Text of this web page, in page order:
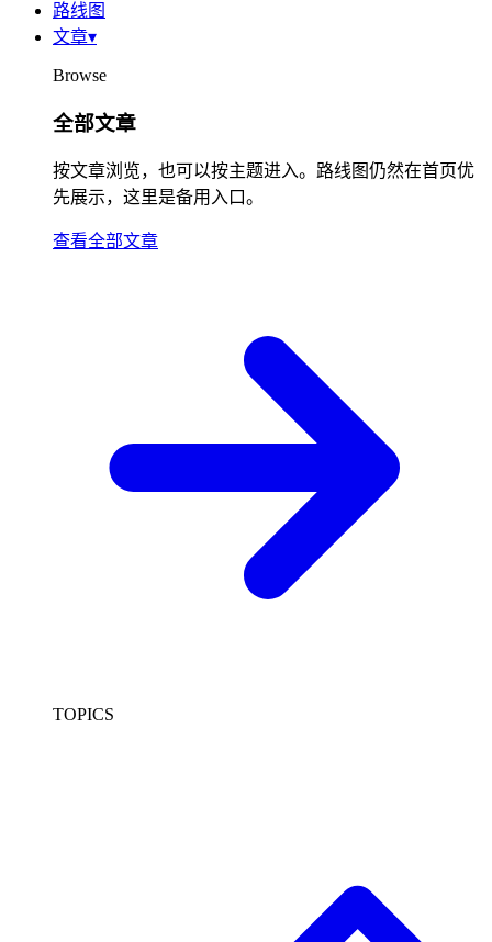
路线图
文章▾
Browse
全部文章
按文章浏览，也可以按主题进入。路线图仍然在首页优
先展示，这里是备用入口。
查看全部文章
TOPICS